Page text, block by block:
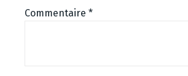
Commentaire *